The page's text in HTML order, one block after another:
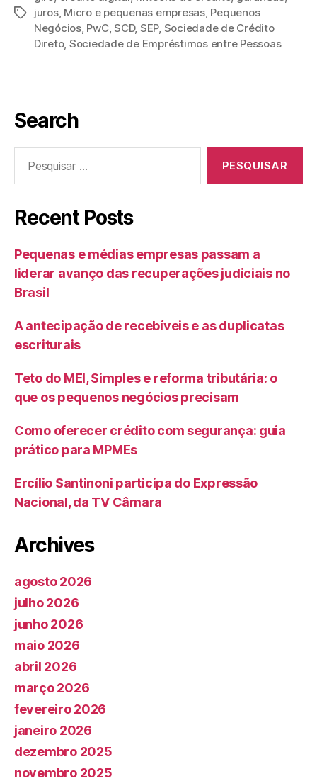
juros, Micro e pequenas empresas, Pequenos
Negócios, PwC,SCD, SEP, Sociedade de Crédito
Direto, Sociedade de Empréstimos entre Pessoas
Search
Recent Posts
Pequenas e médias empresas passam a
liderar avanço das recuperações judiciais no
Brasil
A antecipação de recebíveis e as duplicatas
escriturais
Teto do MEI, Simples e reforma tributária: o
que os pequenos negócios precisam
Como oferecer crédito com segurança: guia
prático para MPMEs
Ercílio Santinoni participa do Expressão
Nacional, da TV Câmara
Archives
agosto 2026
julho 2026
junho 2026
maio 2026
abril 2026
março 2026
fevereiro 2026
janeiro 2026
dezembro 2025
novembro 2025